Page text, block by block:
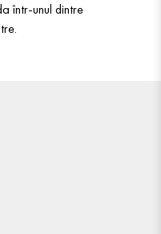
într-unul dintre